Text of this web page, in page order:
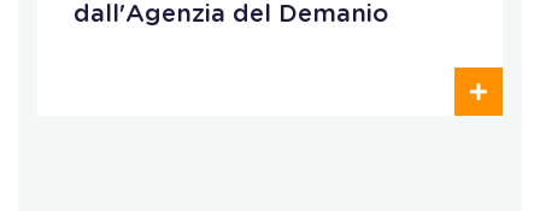
dall'Agenzia del Demanio